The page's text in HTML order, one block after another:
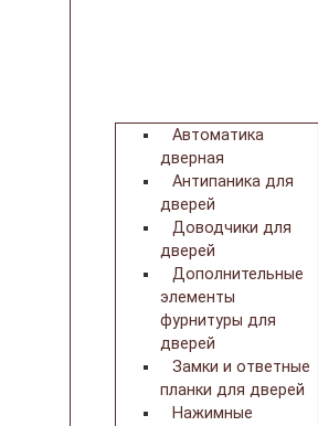
Автоматика
дверная
Антипаника для
дверей
Доводчики для
дверей
Дополнительные
элементы
фурнитуры для
дверей
Замки и ответные
планки для дверей
Нажимные